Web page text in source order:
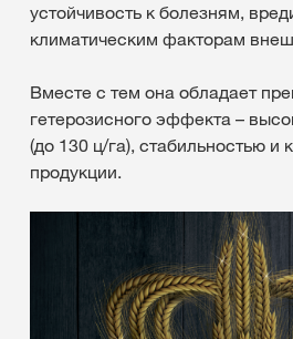
устойчивость к болезням,
климатическим факторам
Вместе с тем она обладает
гетерозисного эффекта –
(до 130 ц/га), стабильностью и
продукции.